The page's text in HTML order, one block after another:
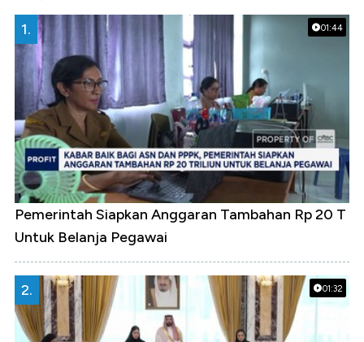
01:44
1.
Pemerintah Siapkan Anggaran Tambahan Rp 20 T
Untuk Belanja Pegawai
01:32
2.